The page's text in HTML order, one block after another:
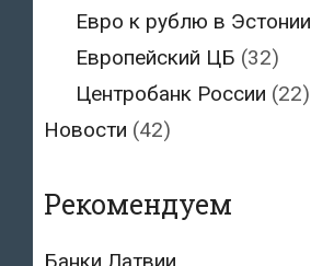
Евро к рублю в Эстонии
Европейский ЦБ (32)
Центробанк России (22)
Новости (42)
Рекомендуем